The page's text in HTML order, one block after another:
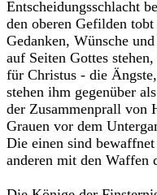
Entscheidungsschlacht
den oberen Gefilden
Gedanken, Wünsche
auf Seiten Gottes
für Christus - die
stehen ihm gegenüber
der Zusammenprall von
Grauen vor dem
Die einen sind
anderen mit den Waffen